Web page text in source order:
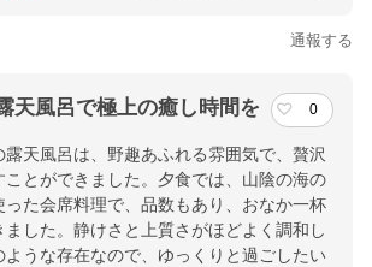
通報する
天風呂で極上の癒し時間を 0
露天風呂は、野趣あふれる雰囲気で、贅沢
ことができました。夕食では、山陰の海の
った会席料理で、品数もあり、おなか一杯
した。静けさと上質さがほどよく調和し
ような存在なので、ゆっくりと過ごしたい